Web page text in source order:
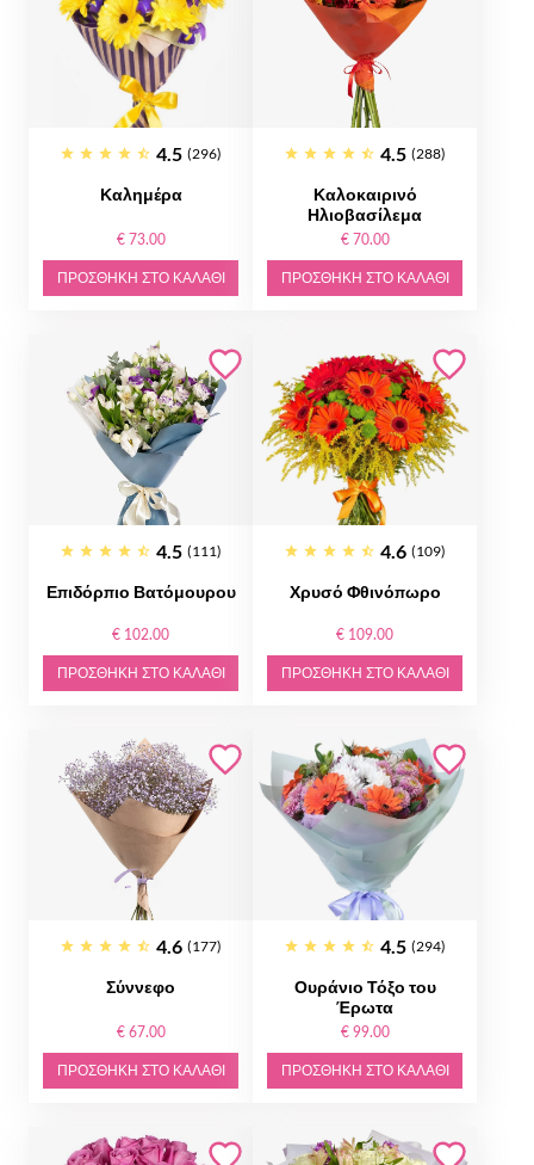
4.5 (296)
Καλημέρα
€ 73.00
ΠΡΟΣΘΉΚΗ ΣΤΟ ΚΑΛΆΘΙ
4.5 (288)
Καλοκαιρινό
Ηλιοβασίλεμα
€ 70.00
ΠΡΟΣΘΉΚΗ ΣΤΟ ΚΑΛΆΘΙ
4.5 (111)
Επιδόρπιο Βατόμουρου
€ 102.00
ΠΡΟΣΘΉΚΗ ΣΤΟ ΚΑΛΆΘΙ
4.6 (109)
Χρυσό Φθινόπωρο
€ 109.00
ΠΡΟΣΘΉΚΗ ΣΤΟ ΚΑΛΆΘΙ
4.6 (177)
Σύννεφο
€ 67.00
ΠΡΟΣΘΉΚΗ ΣΤΟ ΚΑΛΆΘΙ
4.5 (294)
Ουράνιο Τόξο του
Έρωτα
€ 99.00
ΠΡΟΣΘΉΚΗ ΣΤΟ ΚΑΛΆΘΙ